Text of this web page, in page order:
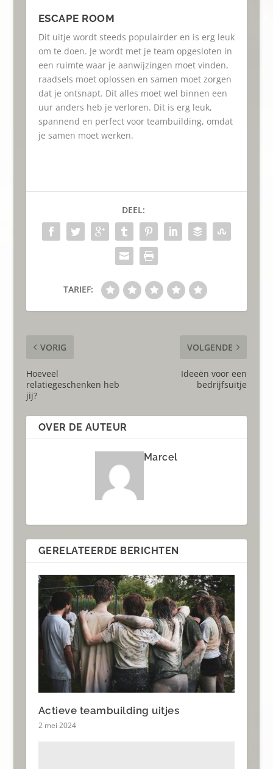
ESCAPE ROOM
Dit uitje wordt steeds populairder en is erg leuk
om te doen. Je wordt met je team opgesloten in
een ruimte waar je aanwijzingen moet vinden,
raadsels moet oplossen en samen moet zorgen
dat je ontsnapt. Dit alles moet wel binnen een
uur anders heb je verloren. Dit is erg leuk,
spannend en perfect voor teambuilding, omdat
je samen moet werken.
DEEL:
TARIEF:
VORIG
Hoeveel
relatiegeschenken heb
jij?
VOLGENDE
Ideeën voor een
bedrijfsuitje
OVER DE AUTEUR
Marcel
GERELATEERDE BERICHTEN
Actieve teambuilding uitjes
2 mei 2024